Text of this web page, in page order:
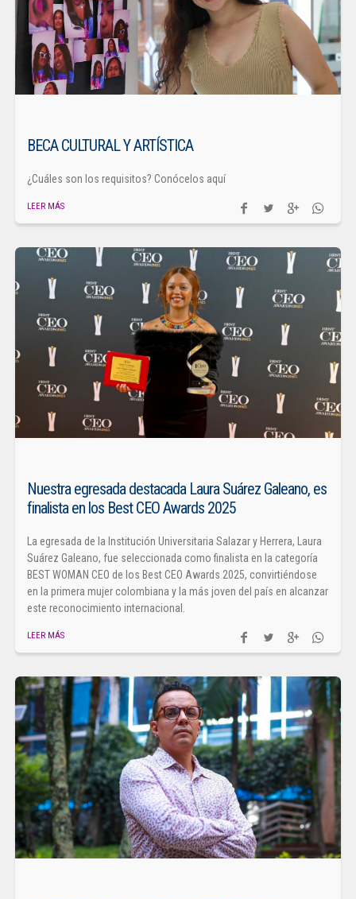
BECA CULTURAL Y ARTÍSTICA
¿Cuáles son los requisitos? Conócelos aquí
LEER MÁS
Nuestra egresada destacada Laura Suárez Galeano, es
finalista en los Best CEO Awards 2025
La egresada de la Institución Universitaria Salazar y Herrera, Laura
Suárez Galeano, fue seleccionada como finalista en la categoría
BEST WOMAN CEO de los Best CEO Awards 2025, convirtiéndose
en la primera mujer colombiana y la más joven del país en alcanzar
este reconocimiento internacional.
LEER MÁS